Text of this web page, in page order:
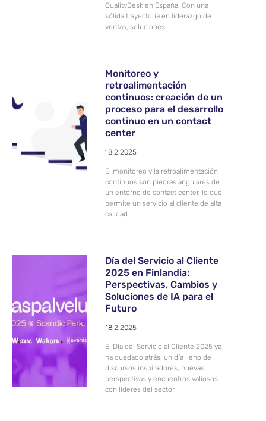
QualityDesk en España. Con una
sólida trayectoria en liderazgo de
ventas, soluciones
Monitoreo y
retroalimentación
continuos: creación de un
proceso para el desarrollo
continuo en un contact
center
18.2.2025
El monitoreo y la retroalimentación
continuos son piedras angulares de
un entorno de contact center, lo que
permite un servicio al cliente de alta
calidad
Día del Servicio al Cliente
2025 en Finlandia:
Perspectivas, Cambios y
Soluciones de IA para el
Futuro
18.2.2025
El Día del Servicio al Cliente 2025 ya
ha quedado atrás: un día lleno de
discursos inspiradores, nuevas
perspectivas y encuentros valiosos
con líderes del sector.